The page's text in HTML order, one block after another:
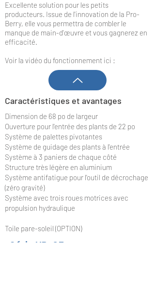
Excellente solution pour les petits
producteurs. Issue de l'innovation de la Pro-
Berry, elle vous permettra de combler le
manque de main-d'œuvre et vous gagnerez en
efficacité.
Voir la vidéo du fonctionnement ici :
Caractéristiques et avantages
Dimension de 68 po de largeur
Ouverture pour l'entrée des plants de 22 po
Système de palettes pivotantes
Système de guidage des plants à l'entrée
Système à 3 paniers de chaque côté
Structure très légère en aluminium
Système antifatigue pour l'outil de décrochage
(zéro gravité)
Système avec trois roues motrices avec
propulsion hydraulique
Toile pare-soleil (OPTION)
Série HR-35